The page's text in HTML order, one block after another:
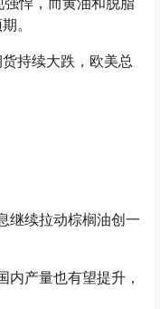
。
持续大跌，欧美总
继续拉动棕榈油创一
内产量也有望提升，